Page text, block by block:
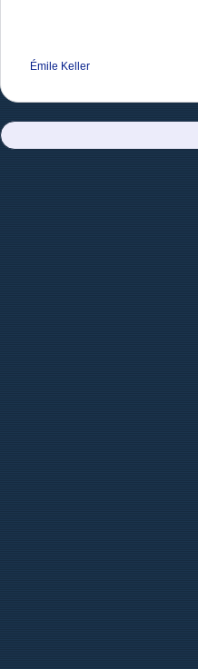
Émile Keller